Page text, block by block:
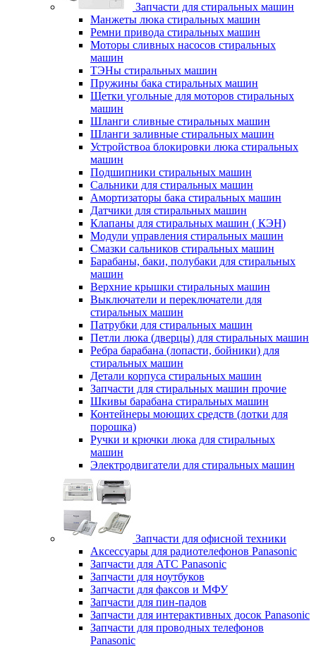
Запчасти для стиральных машин
Манжеты люка стиральных машин
Ремни привода стиральных машин
Моторы сливных насосов стиральных
машин
ТЭНы стиральных машин
Пружины бака стиральных машин
Щетки угольные для моторов стиральных
машин
Шланги сливные стиральных машин
Шланги заливные стиральных машин
Устройствоа блокировки люка стиральных
машин
Подшипники стиральных машин
Сальники для стиральных машин
Амортизаторы бака стиральных машин
Датчики для стиральных машин
Клапаны для стиральных машин ( КЭН)
Модули управления стиральных машин
Смазки сальников стиральных машин
Барабаны, баки, полубаки для стиральных
машин
Верхние крышки стиральных машин
Выключатели и переключатели для
стиральных машин
Патрубки для стиральных машин
Петли люка (дверцы) для стиральных машин
Ребра барабана (лопасти, бойники) для
стиральных машин
Детали корпуса стиральных машин
Запчасти для стиральных машин прочие
Шкивы барабана стиральных машин
Контейнеры моющих средств (лотки для
порошка)
Ручки и крючки люка для стиральных
машин
Электродвигатели для стиральных машин
Запчасти для офисной техники
Аксессуары для радиотелефонов Panasonic
Запчасти для АТС Panasonic
Запчасти для ноутбуков
Запчасти для факсов и МФУ
Запчасти для пин-падов
Запчасти для интерактивных досок Panasonic
Запчасти для проводных телефонов
Panasonic